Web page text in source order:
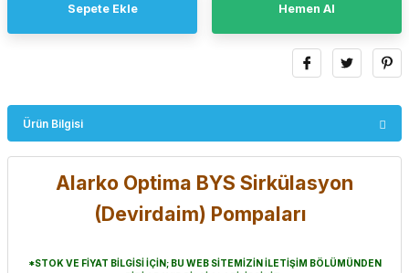
Sepete Ekle Hemen Al
Ürün Bilgisi
Alarko Optima BYS Sirkülasyon
(Devirdaim) Pompaları
*STOK VE FİYAT BİLGİSİ İÇİN; BU WEB SİTEMİZİN İLETİŞİM BÖLÜMÜNDEN